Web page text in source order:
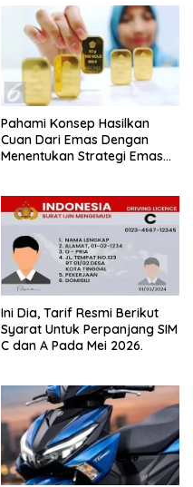
Pahami Konsep Hasilkan
Cuan Dari Emas Dengan
Menentukan Strategi Emas
Ini Dia, Tarif Resmi Berikut
Syarat Untuk Perpanjang SIM
C dan A Pada Mei 2026.